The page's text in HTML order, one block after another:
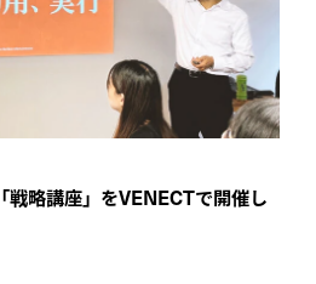
戦略講座」をVENECTで開催し